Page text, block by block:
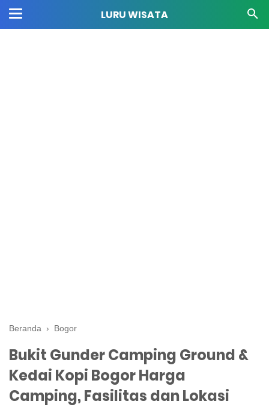
LURU WISATA
Beranda › Bogor
Bukit Gunder Camping Ground &
Kedai Kopi Bogor Harga
Camping, Fasilitas dan Lokasi